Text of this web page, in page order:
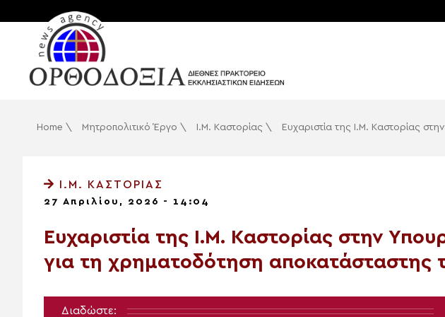
Home \ Μητροπολιτικό Έργο \ Ι.Μ. Καστορίας \ Ευχαριστία της Ι.Μ. Καστορίας
Ι.Μ. ΚΑΣΤΟΡΊΑΣ
27 Απριλίου, 2026 - 14:04
Ευχαριστία της Ι.Μ. Καστορίας στην
για τη χρηματοδότηση αποκατάσταστης
Διαδώστε: